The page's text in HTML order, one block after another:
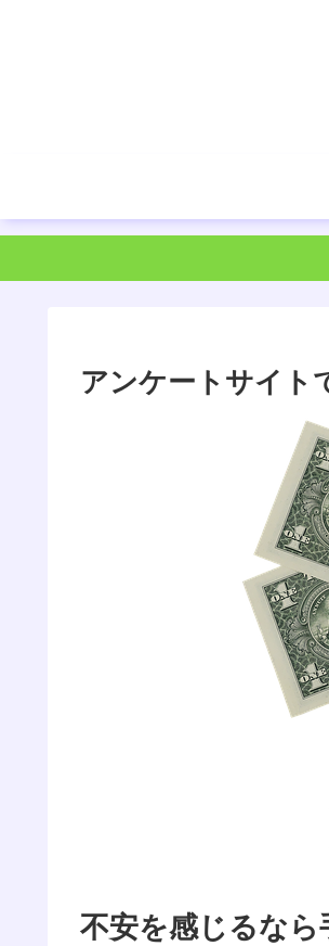
アンケートサイト
不安を感じるな